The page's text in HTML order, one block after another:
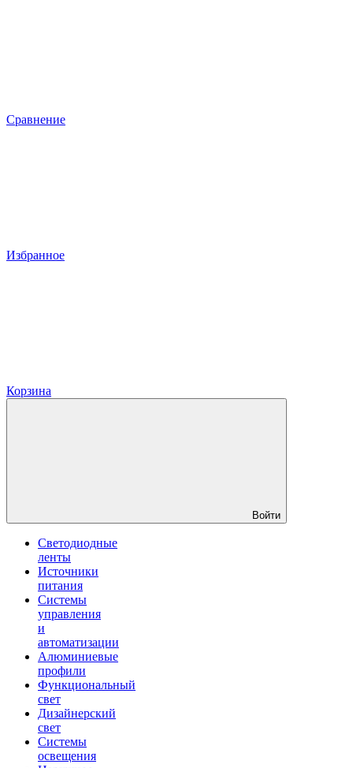
Сравнение
Избранное
Корзина
Войти
Светодиодные
ленты
Источники
питания
Системы
управления
и
автоматизации
Алюминиевые
профили
Функциональный
свет
Дизайнерский
свет
Системы
освещения